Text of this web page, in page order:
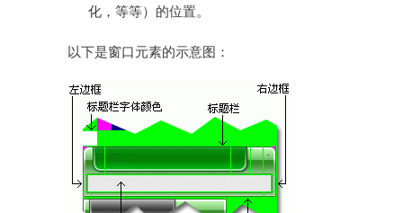
化，等等）的位置。
以下是窗口元素的示意图：